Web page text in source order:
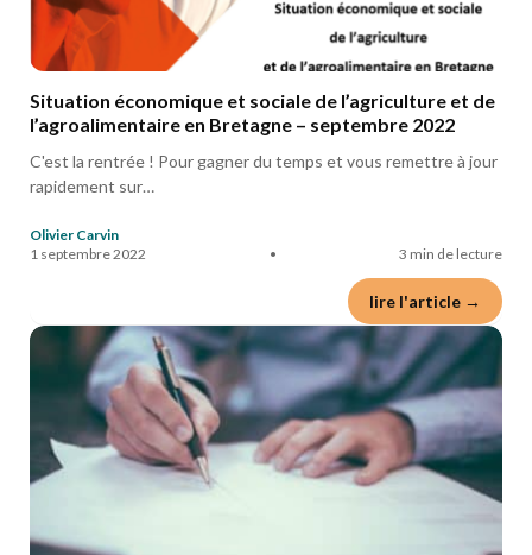
Situation économique et sociale de l’agriculture et de
l’agroalimentaire en Bretagne – septembre 2022
C'est la rentrée ! Pour gagner du temps et vous remettre à jour
rapidement sur…
Olivier Carvin
1 septembre 2022
• 3 min de lecture
lire l'article →